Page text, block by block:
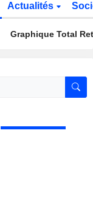
Actualités
Graphique Total